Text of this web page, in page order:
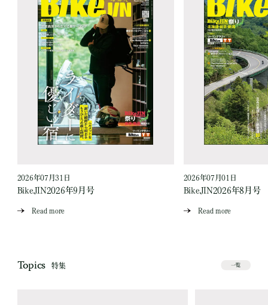
2026年07月31日
BikeJIN2026年9月号
Read more
2026年07月01日
BikeJIN2026年8月号
Read more
Topics 特集 一覧